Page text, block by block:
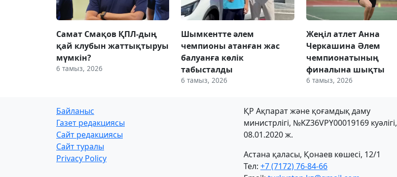
Самат Смақов ҚПЛ-дың
қай клубын жаттықтыруы
мүмкін?
6 тамыз, 2026
Шымкентте әлем
чемпионы атанған жас
балуанға көлік
табысталды
6 тамыз, 2026
Жеңіл атлет Анна
Черкашина Әлем
чемпионатының
финалына шықты
6 тамыз, 2026
Байланыс
Газет редакциясы
Сайт редакциясы
Сайт туралы
Privacy Policy
ҚР Ақпарат және қоғамдық даму
министрлігі, №KZ36VPY00019169 куәлігі,
08.01.2020 ж.
Астана қаласы, Қонаев көшесі, 12/1
Тел: +7 (7172) 76-84-66